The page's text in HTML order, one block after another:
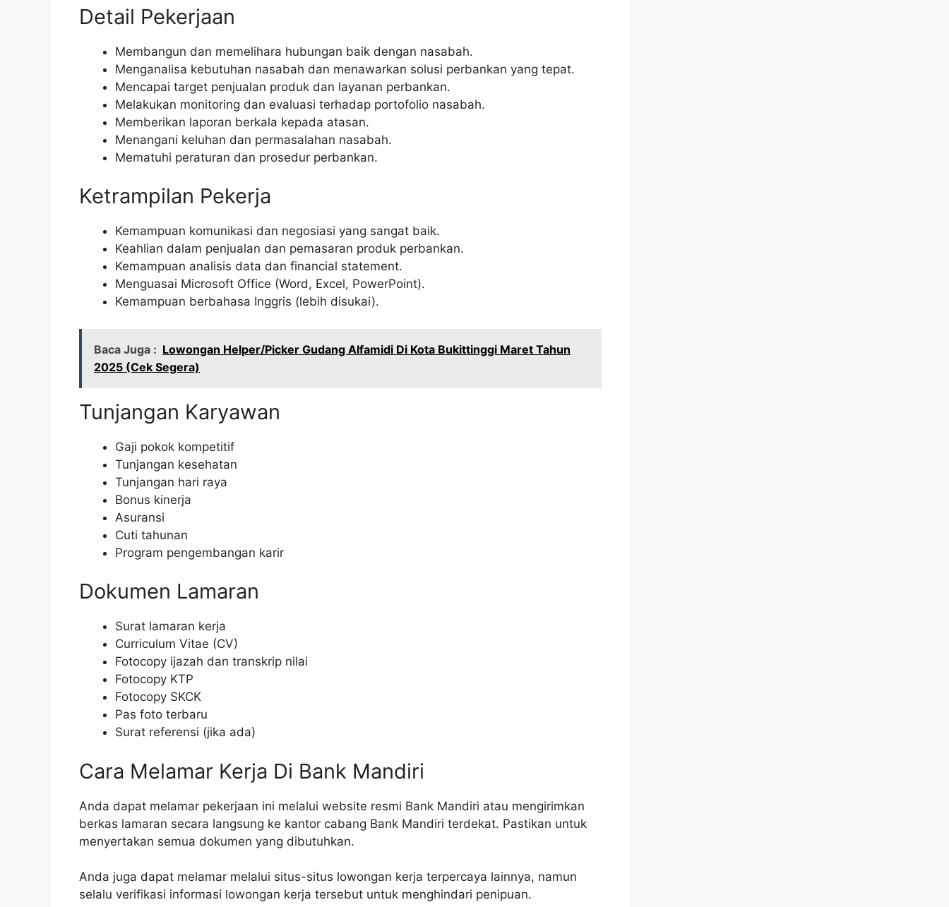
Detail Pekerjaan
Membangun dan memelihara hubungan baik dengan nasabah.
Menganalisa kebutuhan nasabah dan menawarkan solusi perbankan yang tepat.
Mencapai target penjualan produk dan layanan perbankan.
Melakukan monitoring dan evaluasi terhadap portofolio nasabah.
Memberikan laporan berkala kepada atasan.
Menangani keluhan dan permasalahan nasabah.
Mematuhi peraturan dan prosedur perbankan.
Ketrampilan Pekerja
Kemampuan komunikasi dan negosiasi yang sangat baik.
Keahlian dalam penjualan dan pemasaran produk perbankan.
Kemampuan analisis data dan financial statement.
Menguasai Microsoft Office (Word, Excel, PowerPoint).
Kemampuan berbahasa Inggris (lebih disukai).
Baca Juga : Lowongan Helper/Picker Gudang Alfamidi Di Kota Bukittinggi Maret Tahun
2025 (Cek Segera)
Tunjangan Karyawan
Gaji pokok kompetitif
Tunjangan kesehatan
Tunjangan hari raya
Bonus kinerja
Asuransi
Cuti tahunan
Program pengembangan karir
Dokumen Lamaran
Surat lamaran kerja
Curriculum Vitae (CV)
Fotocopy ijazah dan transkrip nilai
Fotocopy KTP
Fotocopy SKCK
Pas foto terbaru
Surat referensi (jika ada)
Cara Melamar Kerja Di Bank Mandiri
Anda dapat melamar pekerjaan ini melalui website resmi Bank Mandiri atau mengirimkan
berkas lamaran secara langsung ke kantor cabang Bank Mandiri terdekat. Pastikan untuk
menyertakan semua dokumen yang dibutuhkan.
Anda juga dapat melamar melalui situs-situs lowongan kerja terpercaya lainnya, namun
selalu verifikasi informasi lowongan kerja tersebut untuk menghindari penipuan.